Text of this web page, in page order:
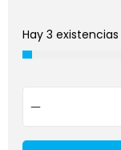
Hay 3 existencias